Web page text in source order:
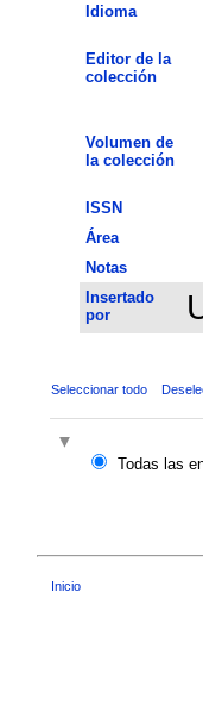
Idioma
Editor de la
colección
Volumen de
la colección
ISSN
Área
Notas
Insertado
por
Seleccionar todo
Todas las
Inicio